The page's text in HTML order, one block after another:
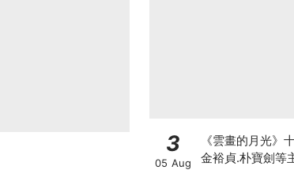
3
05 Aug
《雲畫的月光》
金裕貞.朴寶劍等